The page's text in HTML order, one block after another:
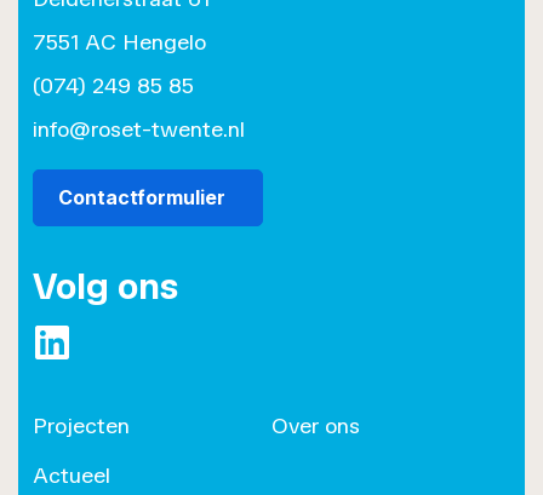
7551 AC Hengelo
(074) 249 85 85
info@roset-twente.nl
Contactformulier
Volg ons
Projecten
Over ons
Actueel